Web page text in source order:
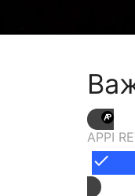
APPI
done